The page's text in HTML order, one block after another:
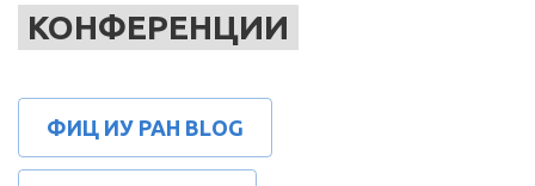
КОНФЕРЕНЦИИ
ФИЦ ИУ РАН BLOG